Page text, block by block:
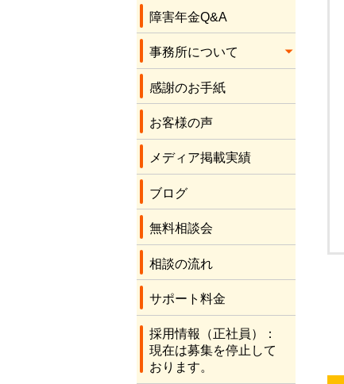
障害年金Q&A
事務所について
感謝のお手紙
お客様の声
メディア掲載実績
ブログ
無料相談会
相談の流れ
サポート料金
採用情報（正社員）：
現在は募集を停止して
おります。